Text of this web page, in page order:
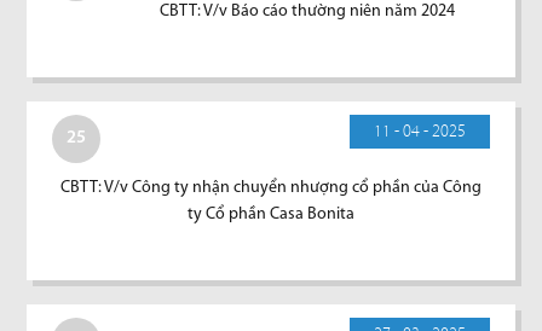
CBTT: V/v Báo cáo thường niên năm 2024
25 11 - 04 - 2025
CBTT: V/v Công ty nhận chuyển nhượng cổ phần của Công
ty Cổ phần Casa Bonita